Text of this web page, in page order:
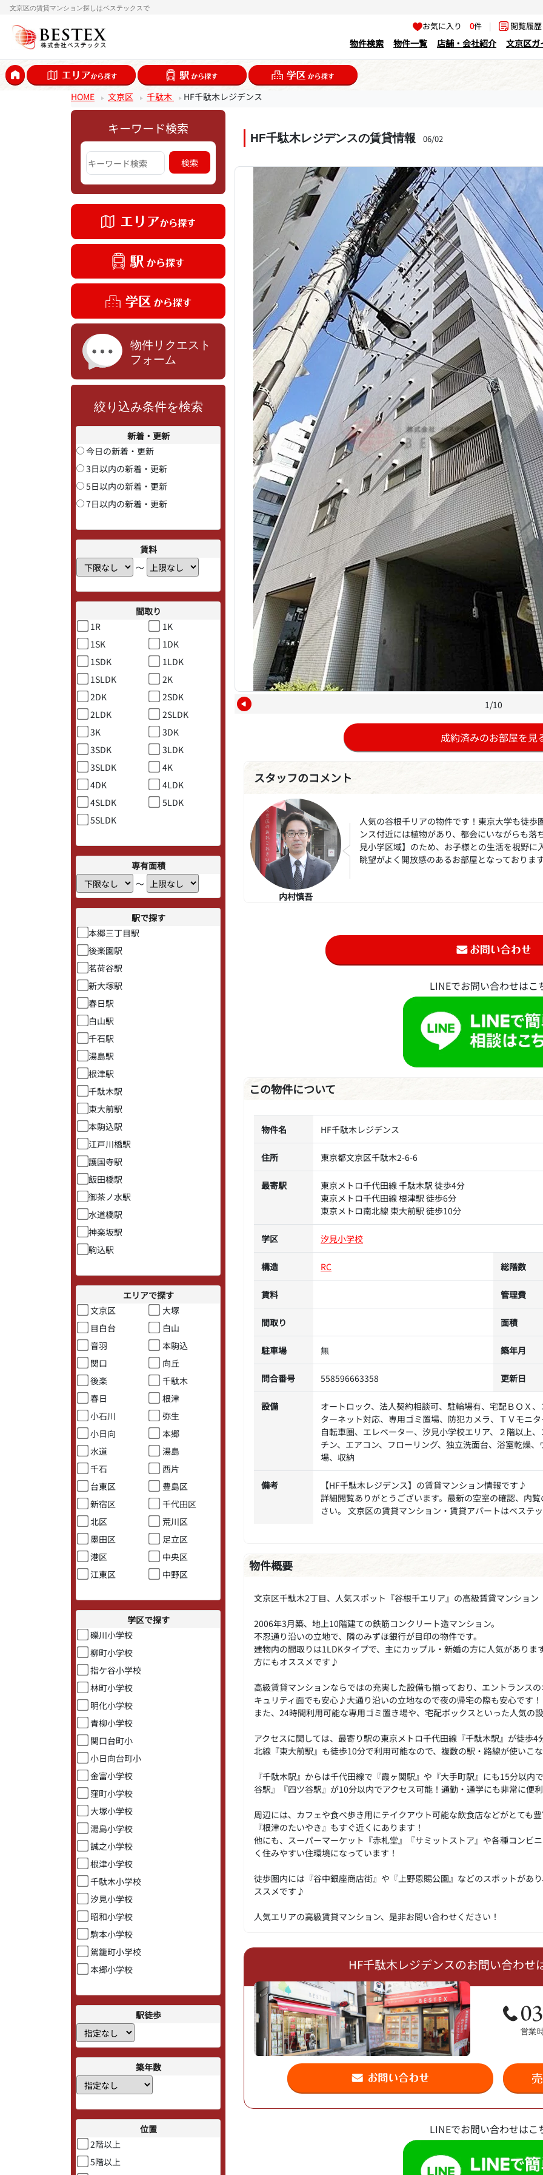
文京区の賃貸マンション探しはベステックスで
お気に入り0件 | 閲覧履
物件検索 物件一覧 店舗・会社紹介 文京区ガ
HOME 文京区 千駄木 HF千駄木レジデンス
キーワード検索
絞り込み条件を検索
新着・更新
今日の新着・更新
3日以内の新着・更新
5日以内の新着・更新
7日以内の新着・更新
賃料
〜
間取り
1R
1K
1SK
1DK
1SDK
1LDK
1SLDK
2K
2DK
2SDK
2LDK
2SLDK
3K
3DK
3SDK
3LDK
3SLDK
4K
4DK
4LDK
4SLDK
5LDK
5SLDK
専有面積
〜
駅で探す
本郷三丁目駅
後楽園駅
茗荷谷駅
新大塚駅
春日駅
白山駅
千石駅
湯島駅
根津駅
千駄木駅
東大前駅
本駒込駅
江戸川橋駅
護国寺駅
飯田橋駅
御茶ノ水駅
水道橋駅
神楽坂駅
駒込駅
エリアで探す
文京区
大塚
目白台
白山
音羽
本駒込
関口
向丘
後楽
千駄木
春日
根津
小石川
弥生
小日向
本郷
水道
湯島
千石
西片
台東区
豊島区
新宿区
千代田区
北区
荒川区
墨田区
足立区
港区
中央区
江東区
中野区
学区で探す
礫川小学校
柳町小学校
指ケ谷小学校
林町小学校
明化小学校
青柳小学校
関口台町小
小日向台町小
金富小学校
窪町小学校
大塚小学校
湯島小学校
誠之小学校
根津小学校
千駄木小学校
汐見小学校
昭和小学校
駒本小学校
駕籠町小学校
本郷小学校
駅徒歩
築年数
位置
2階以上
5階以上
HF千駄木レジデンスの賃貸情報 06/02
1/10
成約済みのお部屋を見
スタッフのコメント
内村慎吾
人気の谷根千リアの物件です！東京大学も徒
ンス付近には植物があり、都会にいながらも
見小学区域】のため、お子様との生活を視野
眺望がよく開放感のあるお部屋となっておりま
LINEでお問い合わせはこ
この物件について
物件名 HF千駄木レジデンス
住所 東京都文京区千駄木2-6-6
最寄駅
東京メトロ千代田線 千駄木駅 徒歩4分
東京メトロ千代田線 根津駅 徒歩6分
東京メトロ南北線 東大前駅 徒歩10分
学区 汐見小学校
構造 RC 総階数
賃料 管理費
間取り 面積
駐車場 無 築年月
問合番号 558596663358 更新日
設備
オートロック、法人契約相談可、駐輪場有、宅配ＢＯＸ
ターネット対応、専用ゴミ置場、防犯カメラ、ＴＶモニ
自転車圏、エレベーター、汐見小学校エリア、２階以上
チン、エアコン、フローリング、独立洗面台、浴室乾燥
場、収納
備考
【HF千駄木レジデンス】の賃貸マンション情報です♪
詳細閲覧ありがとうございます。最新の空室の確認、内
さい。 文京区の賃貸マンション・賃貸アパートはベステ
物件概要
文京区千駄木2丁目、人気スポット『谷根千エリア』の高級賃貸マンショ
2006年3月築、地上10階建ての鉄筋コンクリート造マンション。
不忍通り沿いの立地で、隣のみずほ銀行が目印の物件です。
建物内の間取りは1LDKタイプで、主にカップル・新婚の方に人気があり
方にもオススメです♪
高級賃貸マンションならではの充実した設備も揃っており、エントランス
キュリティ面でも安心♪大通り沿いの立地なので夜の帰宅の際も安心です！
また、24時間利用可能な専用ゴミ置き場や、宅配ボックスといった人気の
アクセスに関しては、最寄り駅の東京メトロ千代田線『千駄木駅』が徒歩
北線『東大前駅』も徒歩10分で利用可能なので、複数の駅・路線が使いこ
『千駄木駅』からは千代田線で『霞ヶ関駅』や『大手町駅』にも15分以
谷駅』『四ツ谷駅』が10分以内でアクセス可能！通勤・通学にも非常に便
周辺には、カフェや食べ歩き用にテイクアウト可能な飲食店などがとても
『根津のたいやき』もすぐ近くにあります！
他にも、スーパーマーケット『赤札堂』『サミットストア』や各種コンビ
く住みやすい住環境になっています！
徒歩圏内には『谷中銀座商店街』や『上野恩賜公園』などのスポットがあ
ススメです♪
人気エリアの高級賃貸マンション、是非お問い合わせください！
HF千駄木レジデンスのお問い合わせ
LINEでお問い合わせはこ